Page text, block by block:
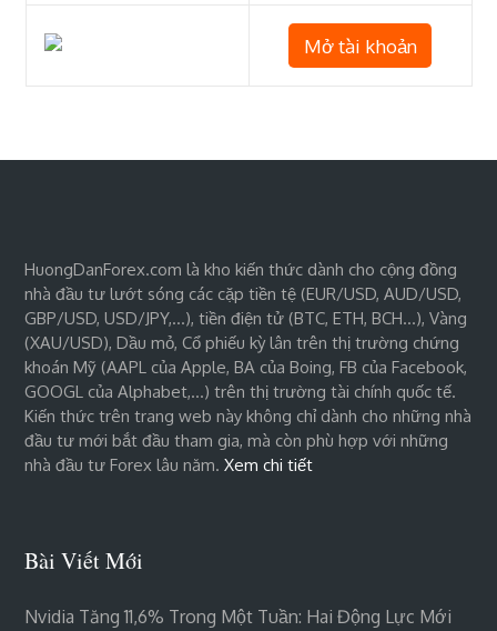
Mở tài khoản
HuongDanForex.com là kho kiến thức dành cho cộng đồng
nhà đầu tư lướt sóng các cặp tiền tệ (EUR/USD, AUD/USD,
GBP/USD, USD/JPY,…), tiền điện tử (BTC, ETH, BCH…), Vàng
(XAU/USD), Dầu mỏ, Cổ phiếu kỳ lân trên thị trường chứng
khoán Mỹ (AAPL của Apple, BA của Boing, FB của Facebook,
GOOGL của Alphabet,…) trên thị trường tài chính quốc tế.
Kiến thức trên trang web này không chỉ dành cho những nhà
đầu tư mới bắt đầu tham gia, mà còn phù hợp với những
nhà đầu tư Forex lâu năm.Xem chi tiết
Bài Viết Mới
Nvidia Tăng 11,6% Trong Một Tuần: Hai Động Lực Mới